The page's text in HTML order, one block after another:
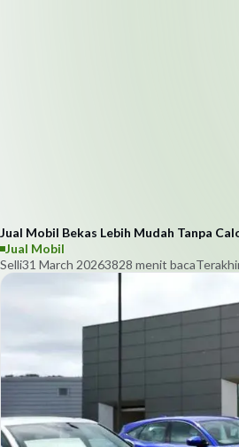
Jual Mobil Bekas Lebih Mudah Tanpa
Jual Mobil
Selli31 March 20263828 menit baca